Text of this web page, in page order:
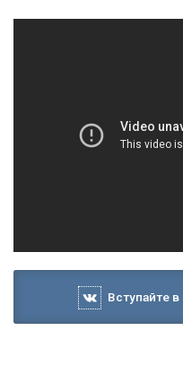
Вступайте